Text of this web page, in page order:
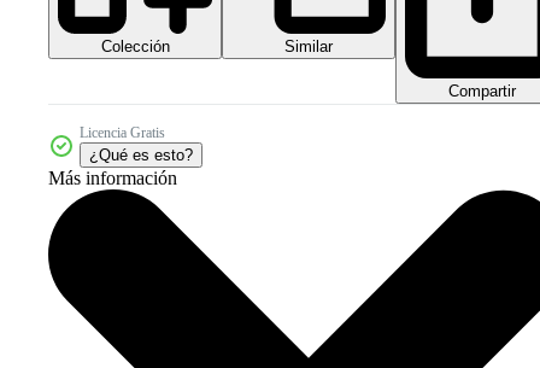
Colección Similar
Compartir
Licencia Gratis
¿Qué es esto?
Más información